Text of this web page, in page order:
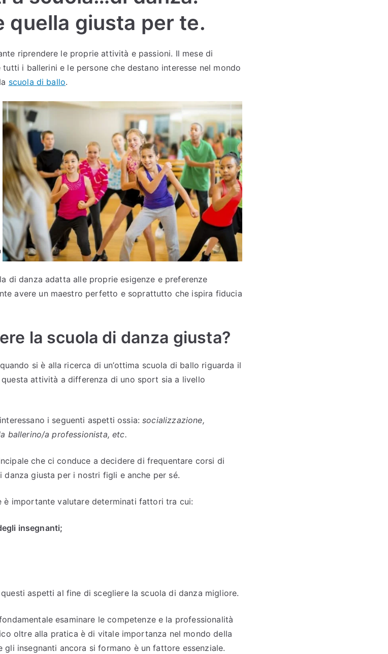
quella giusta per te.
riprendere le proprie attività e passioni. Il mese di
i ballerini e le persone che destano interesse nel mondo
scuola di ballo.
di danza adatta alle proprie esigenze e preferenze
avere un maestro perfetto e soprattutto che ispira fiducia
la scuola di danza giusta?
si è alla ricerca di un’ottima scuola di ballo riguarda il
attività a differenza di uno sport sia a livello
i seguenti aspetti ossia:socializzazione,
ballerino/a professionista, etc.
che ci conduce a decidere di frequentare corsi di
giusta per i nostri figli e anche per sé.
è importante valutare determinati fattori tra cui:
insegnanti;
aspetti al fine di scegliere la scuola di danza migliore.
esaminare le competenze e la professionalità
oltre alla pratica è di vitale importanza nel mondo della
insegnanti ancora si formano è un fattore essenziale.